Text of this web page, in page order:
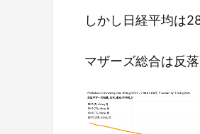
しかし日経平均は
マザーズ総合は反落